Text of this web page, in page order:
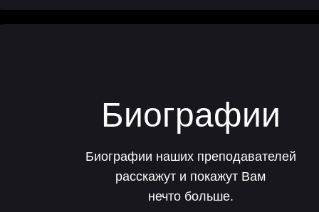
Биографии
Биографии наших преподавателей
расскажут и покажут Вам
нечто больше.